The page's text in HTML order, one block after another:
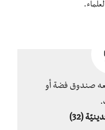
صندوق فضة أو
(32)